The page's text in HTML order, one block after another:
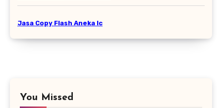
Jasa Copy Flash Aneka Ic
You Missed